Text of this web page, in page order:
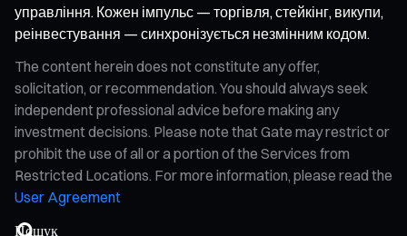
управління. Кожен імпульс — торгівля, стейкінг, викупи,
реінвестування — синхронізується незмінним кодом.
The content herein does not constitute any offer,
solicitation, or recommendation. You should always seek
independent professional advice before making any
investment decisions. Please note that Gate may restrict or
prohibit the use of all or a portion of the Services from
Restricted Locations. For more information, please read the
User Agreement